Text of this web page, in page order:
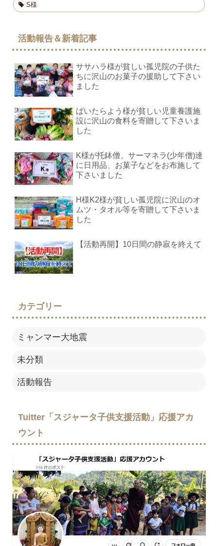
S様
活動報告＆新着記事
ササハラ様が貧しい孤児院の子供た
ちに沢山のお菓子の援助して下さい
ました
ばいたらよう様が貧しい児童養護施
設に沢山の食料を寄贈して下さいま
した
K様が托鉢僧、サーマネラ(少年僧)達
に日用品、お菓子などをお布施して
下さいました
H様K2様が貧しい孤児院に沢山のオ
ムツ・タオル等を寄贈して下さいま
した
【活動再開】10日間の静寂を終えて
カテゴリー
ミャンマー大地震
未分類
活動報告
Tuitter「スジャータ子供支援活動」応援アカ
ウント